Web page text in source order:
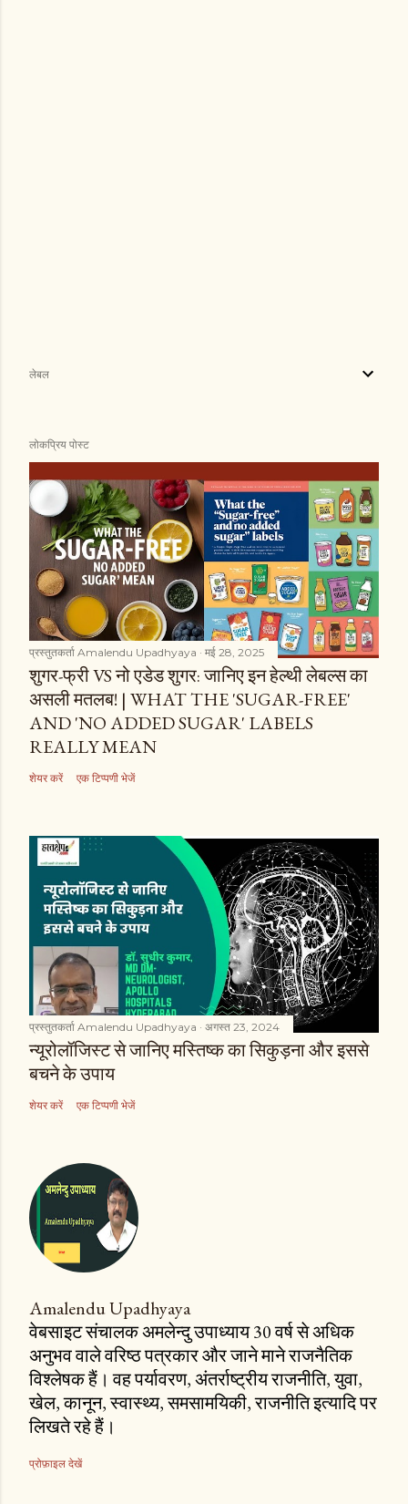
लेबल
लोकप्रिय पोस्ट
प्रस्तुतकर्ता Amalendu Upadhyaya मई 28, 2025
शुगर-फ्री VS नो एडेड शुगर: जानिए इन हेल्थी लेबल्स का
असली मतलब! | WHAT THE 'SUGAR-FREE'
AND 'NO ADDED SUGAR' LABELS
REALLY MEAN
शेयर करें एक टिप्पणी भेजें
प्रस्तुतकर्ता Amalendu Upadhyaya अगस्त 23, 2024
न्यूरोलॉजिस्ट से जानिए मस्तिष्क का सिकुड़ना और इससे
बचने के उपाय
शेयर करें एक टिप्पणी भेजें
Amalendu Upadhyaya
वेबसाइट संचालक अमलेन्दु उपाध्याय 30 वर्ष से अधिक
अनुभव वाले वरिष्ठ पत्रकार और जाने माने राजनैतिक
विश्लेषक हैं। वह पर्यावरण, अंतर्राष्ट्रीय राजनीति, युवा,
खेल, कानून, स्वास्थ्य, समसामयिकी, राजनीति इत्यादि पर
लिखते रहे हैं।
प्रोफ़ाइल देखें